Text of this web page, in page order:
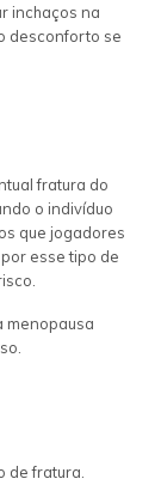
inchaços na
desconforto se
fratura do
o indivíduo
que jogadores
esse tipo de
menopausa
de fratura.